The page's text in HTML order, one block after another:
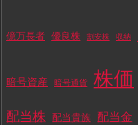
億万長者 優良株 割安株 収納
暗号資産 暗号通貨 株価
配当株 配当貴族 配当金